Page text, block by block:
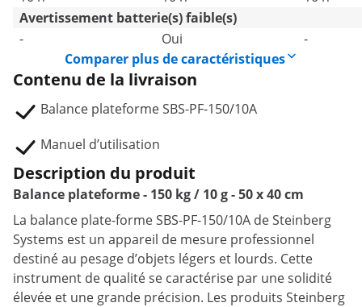
Avertissement batterie(s) faible(s)
-
Oui
-
Comparer plus de caractéristiques
Contenu de la livraison
Balance plateforme SBS-PF-150/10A
Manuel d’utilisation
Description du produit
Balance plateforme - 150 kg / 10 g - 50 x 40 cm
La balance plate-forme SBS-PF-150/10A de Steinberg
Systems est un appareil de mesure professionnel
destiné au pesage d’objets légers et lourds. Cette
instrument de qualité se caractérise par une solidité
élevée et une grande précision. Les produits Steinberg